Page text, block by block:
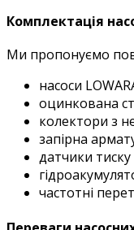
Комплектація
Ми пропонуємо
насоси
оцинкована
колектори з
запірна
датчики тиску
частотні